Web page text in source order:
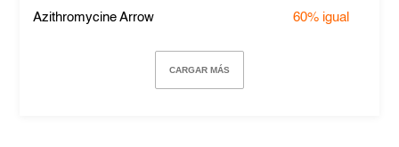
Azithromycine Arrow 60% igual
CARGAR MÁS